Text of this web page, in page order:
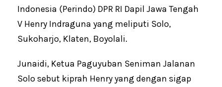
Indonesia (Perindo) DPR RI Dapil Jawa Tengah
V Henry Indraguna yang meliputi Solo,
Sukoharjo, Klaten, Boyolali.
Junaidi, Ketua Paguyuban Seniman Jalanan
Solo sebut kiprah Henry yang dengan sigap